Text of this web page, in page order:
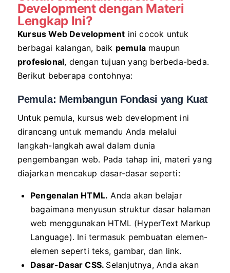
Developmentdengan Materi
Lengkap Ini?
Kursus Web Development ini cocok untuk
berbagai kalangan, baik pemula maupun
profesional, dengan tujuan yang berbeda-beda.
Berikut beberapa contohnya:
Pemula: Membangun Fondasi yang Kuat
Untuk pemula, kursus web development ini
dirancang untuk memandu Anda melalui
langkah-langkah awal dalam dunia
pengembangan web. Pada tahap ini, materi yang
diajarkan mencakup dasar-dasar seperti:
Pengenalan HTML. Anda akan belajar
bagaimana menyusun struktur dasar halaman
web menggunakan HTML (HyperText Markup
Language). Ini termasuk pembuatan elemen-
elemen seperti teks, gambar, dan link.
Dasar-Dasar CSS. Selanjutnya, Anda akan